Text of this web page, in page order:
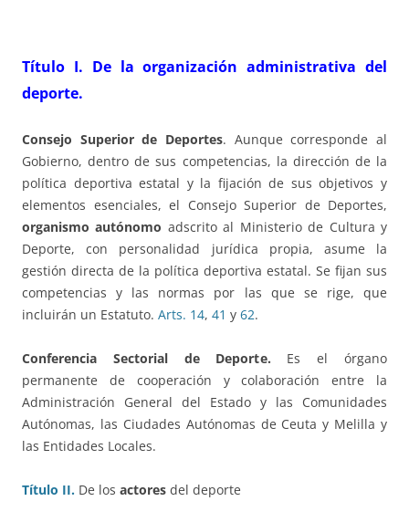
Título I. De laorganización administrativa del
deporte.
Consejo Superior de Deportes. Aunque corresponde al
Gobierno, dentro de sus competencias, la dirección de la
política deportiva estatal y la fijación de sus objetivos y
elementos esenciales, el Consejo Superior de Deportes,
organismo autónomo adscrito al Ministerio de Cultura y
Deporte, con personalidad jurídica propia, asume la
gestión directa de la política deportiva estatal. Se fijan sus
competencias y las normas por las que se rige, que
incluirán un Estatuto. Arts. 14, 41 y 62.
Conferencia Sectorial de Deporte. Es el órgano
permanente de cooperación y colaboración entre la
Administración General del Estado y las Comunidades
Autónomas, las Ciudades Autónomas de Ceuta y Melilla y
las Entidades Locales.
Título II. De los actores del deporte